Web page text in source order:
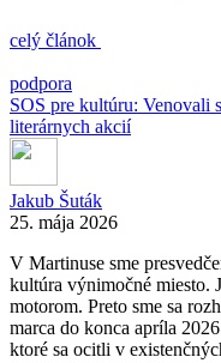
celý článok
podpora
SOS pre kultúru: Venovali
literárnych akcií
Jakub Šuták
25. mája 2026
V Martinuse sme
kultúra výnimočné miesto.
motorom. Preto sme sa
marca do konca apríla
ktoré sa ocitli v